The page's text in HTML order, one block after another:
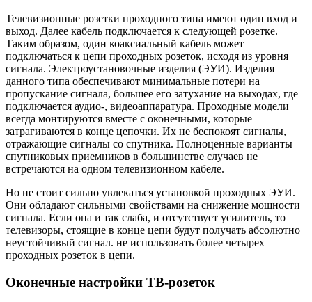
Телевизионные розетки проходного типа имеют один вход и
выход. Далее кабель подключается к следующей розетке.
Таким образом, один коаксиальный кабель может
подключаться к цепи проходных розеток, исходя из уровня
сигнала. Электроустановочные изделия (ЭУИ). Изделия
данного типа обеспечивают минимальные потери на
пропускание сигнала, большее его затухание на выходах, где
подключается аудио-, видеоаппаратура. Проходные модели
всегда монтируются вместе с оконечными, которые
затрагиваются в конце цепочки. Их не беспокоят сигналы,
отражающие сигналы со спутника. Полноценные варианты
спутниковых приемников в большинстве случаев не
встречаются на одном телевизионном кабеле.
Но не стоит сильно увлекаться установкой проходных ЭУИ.
Они обладают сильными свойствами на снижение мощности
сигнала. Если она и так слаба, и отсутствует усилитель, то
телевизоры, стоящие в конце цепи будут получать абсолютно
неустойчивый сигнал. не использовать более четырех
проходных розеток в цепи.
Оконечные настройки ТВ-розеток